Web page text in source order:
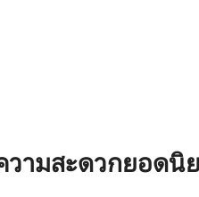
จาก 5, 69 รีวิว
วามสะดวกยอดนิ